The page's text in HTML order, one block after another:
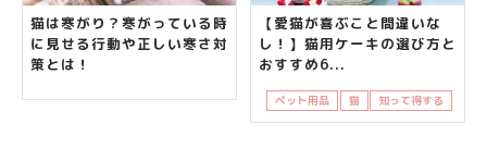
猫は寒がり？寒がっている時
に見せる行動や正しい寒さ対
策とは！
【愛猫が喜ぶこと間違いな
し！】猫用ケーキの選び方と
おすすめ6...
ペット用品 猫 知って得する